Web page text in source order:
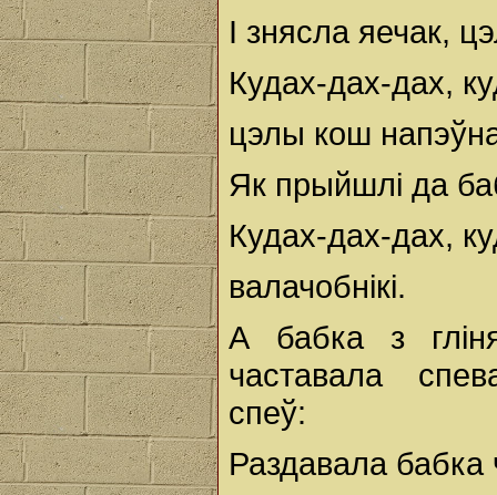
І знясла яечак,
Кудах-дах-дах,
цэлы кош
Як прыйшлі да
Кудах-дах-дах,
валачобнікі.
А бабка з
частавала
спеў:
Раздавала бабка